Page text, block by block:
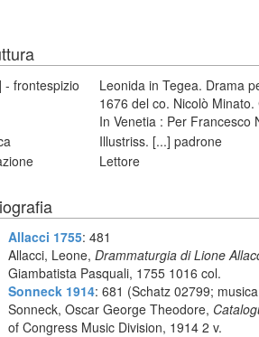
- frontespizio
Leonida in Tegea. Drama
1676 del co. Nicolò
In Venetia : Per Francesco
Illustriss. [...] padrone
Lettore
Allacci 1755: 481
Allacci, Leone, Drammaturgia di Lione
Giambatista Pasquali, 1755 1016 col.
Sonneck 1914: 681 (Schatz 02799;
Sonneck, Oscar George Theodore,
of Congress Music Division, 1914 2 v.